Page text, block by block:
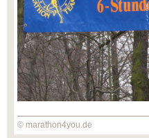
© marathon4you.de